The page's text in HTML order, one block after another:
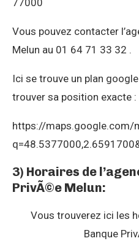
77000
Vous pouvez contacter
Melun au 01 64 71 33 32 .
Ici se trouve un plan
trouver sa position exacte :
https://maps.google.com/
3) Horaires de
PrivÃ©e Melun:
Vous trouverez ici les
Banque